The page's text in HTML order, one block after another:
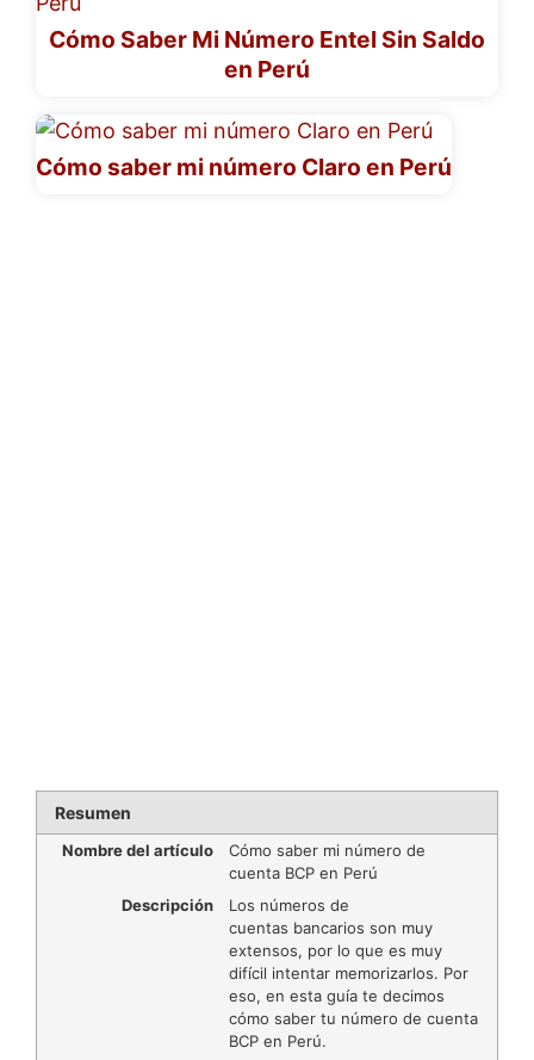
Cómo Saber Mi Número Entel Sin Saldo
en Perú
Cómo saber mi número Claro en Perú
Resumen
Nombre del artículo
Cómo saber mi número de
cuenta BCP en Perú
Descripción
Los números de
cuentas bancarios son muy
extensos, por lo que es muy
difícil intentar memorizarlos. Por
eso, en esta guía te decimos
cómo saber tu número de cuenta
BCP en Perú.